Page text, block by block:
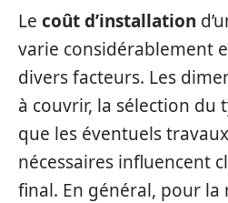
Le coût d’installation
varie considérablement
divers facteurs. Les
à couvrir, la sélection du
que les éventuels
nécessaires influencent
final. En général, pour la